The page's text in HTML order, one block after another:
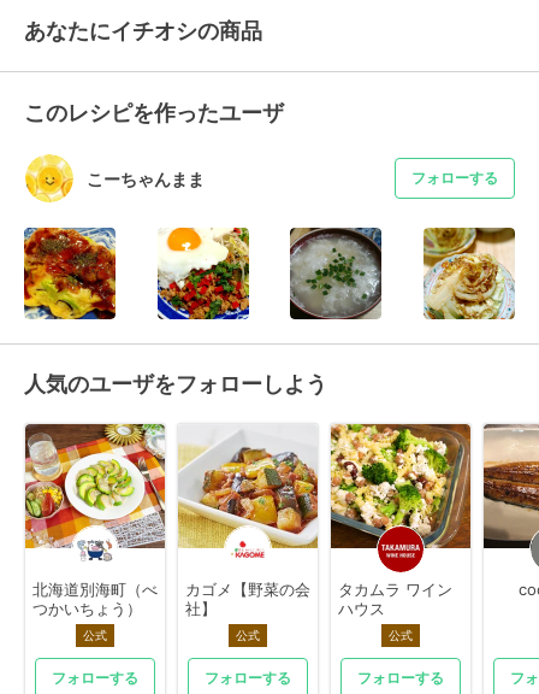
あなたにイチオシの商品
このレシピを作ったユーザ
こーちゃんまま フォローする
人気のユーザをフォローしよう
北海道別海町（べ
つかいちょう）
公式
フォローする
カゴメ【野菜の会
社】
公式
フォローする
タカムラ ワイン
ハウス
公式
フォローする フ